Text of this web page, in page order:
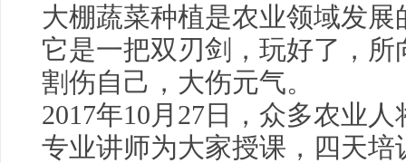
大棚蔬菜种植是农业领域发展
它是一把双刃剑，玩好了，
割伤自己，大伤元气。
2017年10月27日，众多农业
专业讲师为大家授课，四天